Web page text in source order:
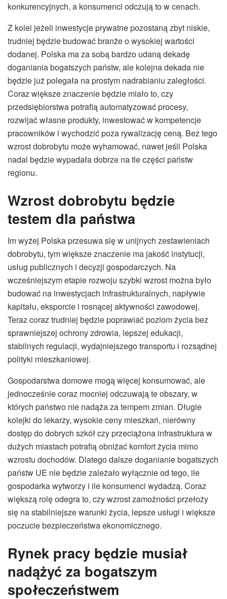
konkurencyjnych, a konsumenci odczują to w cenach.
Z kolei jeżeli inwestycje prywatne pozostaną zbyt niskie,
trudniej będzie budować branże o wysokiej wartości
dodanej. Polska ma za sobą bardzo udaną dekadę
doganiania bogatszych państw, ale kolejna dekada nie
będzie już polegała na prostym nadrabianiu zaległości.
Coraz większe znaczenie będzie miało to, czy
przedsiębiorstwa potrafią automatyzować procesy,
rozwijać własne produkty, inwestować w kompetencje
pracowników i wychodzić poza rywalizację ceną. Bez tego
wzrost dobrobytu może wyhamować, nawet jeśli Polska
nadal będzie wypadała dobrze na tle części państw
regionu.
Wzrost dobrobytu będzie
testem dla państwa
Im wyżej Polska przesuwa się w unijnych zestawieniach
dobrobytu, tym większe znaczenie ma jakość instytucji,
usług publicznych i decyzji gospodarczych. Na
wcześniejszym etapie rozwoju szybki wzrost można było
budować na inwestycjach infrastrukturalnych, napływie
kapitału, eksporcie i rosnącej aktywności zawodowej.
Teraz coraz trudniej będzie poprawiać poziom życia bez
sprawniejszej ochrony zdrowia, lepszej edukacji,
stabilnych regulacji, wydajniejszego transportu i rozsądnej
polityki mieszkaniowej.
Gospodarstwa domowe mogą więcej konsumować, ale
jednocześnie coraz mocniej odczuwają te obszary, w
których państwo nie nadąża za tempem zmian. Długie
kolejki do lekarzy, wysokie ceny mieszkań, nierówny
dostęp do dobrych szkół czy przeciążona infrastruktura w
dużych miastach potrafią obniżać komfort życia mimo
wzrostu dochodów. Dlatego dalsze doganianie bogatszych
państw UE nie będzie zależało wyłącznie od tego, ile
gospodarka wytworzy i ile konsumenci wydadzą. Coraz
większą rolę odegra to, czy wzrost zamożności przełoży
się na stabilniejsze warunki życia, lepsze usługi i większe
poczucie bezpieczeństwa ekonomicznego.
Rynek pracy będzie musiał
nadążyć za bogatszym
społeczeństwem